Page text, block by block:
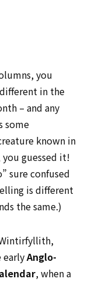
you
in the
– and any
some
known in
you guessed it!
sure confused
is different
the same.)
earlyAnglo-
, when a